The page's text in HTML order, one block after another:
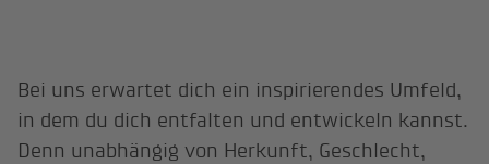
Bei uns erwartet dich ein inspirierendes Umfeld,
in dem du dich entfalten und entwickeln kannst.
Denn unabhängig von Herkunft, Geschlecht,